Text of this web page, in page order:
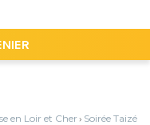
en Loir et Cher› Soirée Taizé